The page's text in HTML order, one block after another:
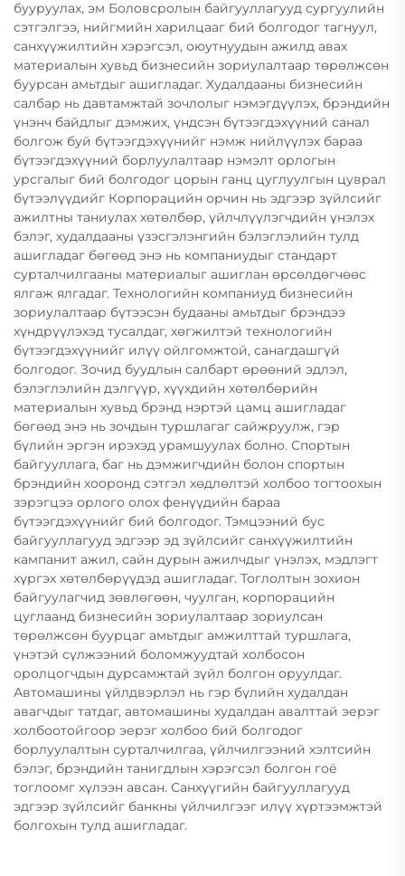
бууруулах, эм Боловсролын байгууллагууд сургуулийн
сэтгэлгээ, нийгмийн харилцааг бий болгодог тагнуул,
санхүүжилтийн хэрэгсэл, оюутнуудын ажилд авах
материалын хувьд бизнесийн зориулалтаар төрөлжсөн
буурсан амьтдыг ашигладаг. Худалдааны бизнесийн
салбар нь давтамжтай зочлолыг нэмэгдүүлэх, брэндийн
үнэнч байдлыг дэмжих, үндсэн бүтээгдэхүүний санал
болгож буй бүтээгдэхүүнийг нэмж нийлүүлэх бараа
бүтээгдэхүүний борлуулалтаар нэмэлт орлогын
урсгалыг бий болгодог цорын ганц цуглуулгын цуврал
бүтээлүүдийг Корпорацийн орчин нь эдгээр зүйлсийг
ажилтны таниулах хөтөлбөр, үйлчлүүлэгчдийн үнэлэх
бэлэг, худалдааны үзэсгэлэнгийн бэлэглэлийн тулд
ашигладаг бөгөөд энэ нь компаниудыг стандарт
сурталчилгааны материалыг ашиглан өрсөлдөгчөөс
ялгаж ялгадаг. Технологийн компаниуд бизнесийн
зориулалтаар бүтээсэн будааны амьтдыг брэндээ
хүндрүүлэхэд тусалдаг, хөгжилтэй технологийн
бүтээгдэхүүнийг илүү ойлгомжтой, санагдашгүй
болгодог. Зочид буудлын салбарт өрөөний эдлэл,
бэлэглэлийн дэлгүүр, хүүхдийн хөтөлбөрийн
материалын хувьд брэнд нэртэй цамц ашигладаг
бөгөөд энэ нь зочдын туршлагаг сайжруулж, гэр
бүлийн эргэн ирэхэд урамшуулах болно. Спортын
байгууллага, баг нь дэмжигчдийн болон спортын
брэндийн хооронд сэтгэл хөдлөлтэй холбоо тогтоохын
зэрэгцээ орлого олох фенүүдийн бараа
бүтээгдэхүүнийг бий болгодог. Тэмцээний бус
байгууллагууд эдгээр эд зүйлсийг санхүүжилтийн
кампанит ажил, сайн дурын ажилчдыг үнэлэх, мэдлэгт
хүргэх хөтөлбөрүүдэд ашигладаг. Тоглолтын зохион
байгуулагчид зөвлөгөөн, чуулган, корпорацийн
цуглаанд бизнесийн зориулалтаар зориулсан
төрөлжсөн буурцаг амьтдыг амжилттай туршлага,
үнэтэй сүлжээний боломжуудтай холбосон
оролцогчдын дурсамжтай зүйл болгон оруулдаг.
Автомашины үйлдвэрлэл нь гэр бүлийн худалдан
авагчдыг татдаг, автомашины худалдан авалттай эерэг
холбоотойгоор эерэг холбоо бий болгодог
борлуулалтын сурталчилгаа, үйлчилгээний хэлтсийн
бэлэг, брэндийн танигдлын хэрэгсэл болгон гоё
тоглоомг хүлээн авсан. Санхүүгийн байгууллагууд
эдгээр зүйлсийг банкны үйлчилгээг илүү хүртээмжтэй
болгохын тулд ашигладаг.